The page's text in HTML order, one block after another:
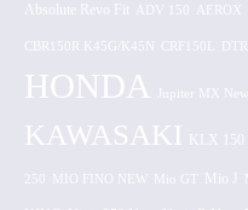
Absolute Revo Fit ADV 150 AEROX
CBR150R K45G/K45N CRF150L
HONDA Jupiter MX New
KAWASAKI KLX 150
250 MIO FINO NEW Mio GT Mio J